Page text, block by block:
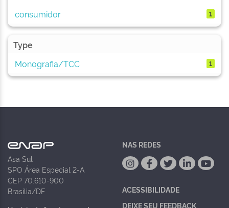
consumidor 1
Type
Monografia/TCC
1
Asa Sul
SPO Área Especial 2-A
CEP 70.610-900
Brasília/DF
NAS REDES
ACESSIBILIDADE
DEIXE SEU FEEDBACK